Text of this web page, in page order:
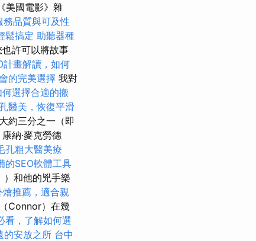
美國電影》雜
品質與可及性
鬆搞定 助聽器種
許可以將故事
計畫解讀，如何
的完美選擇 我對
選擇合適的搬
醫美，恢復平滑
約三分之一（即
納·麥克勞德
孔粗大醫美療
的SEO軟體工具
）和他的兇手樂
燴推薦，適合親
Connor）在幾
看，了解如何選
的安放之所 台中